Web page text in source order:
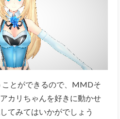
とができるので、MMDそ
カリちゃんを好きに動かせ
てみてはいかがでしょう